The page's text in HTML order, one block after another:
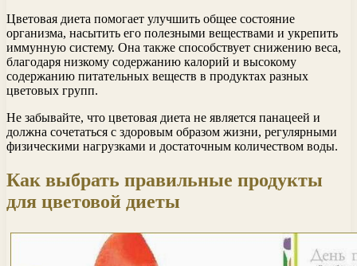
Цветовая диета помогает улучшить общее состояние
организма, насытить его полезными веществами и укрепить
иммунную систему. Она также способствует снижению веса,
благодаря низкому содержанию калорий и высокому
содержанию питательных веществ в продуктах разных
цветовых групп.
Не забывайте, что цветовая диета не является панацеей и
должна сочетаться с здоровым образом жизни, регулярными
физическими нагрузками и достаточным количеством воды.
Как выбрать правильные продукты
для цветовой диеты